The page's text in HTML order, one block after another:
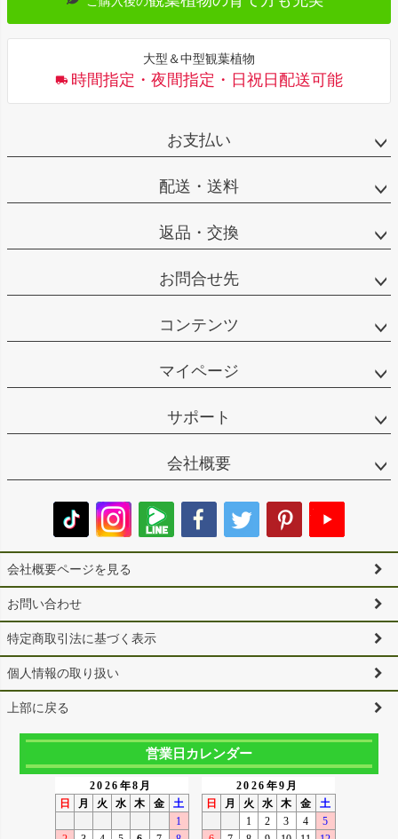
大型＆中型観葉植物
時間指定・夜間指定・日祝日配送可能
お支払い
配送・送料
返品・交換
お問合せ先
コンテンツ
マイページ
サポート
会社概要
会社概要ページを見る
お問い合わせ
特定商取引法に基づく表示
個人情報の取り扱い
上部に戻る
営業日カレンダー